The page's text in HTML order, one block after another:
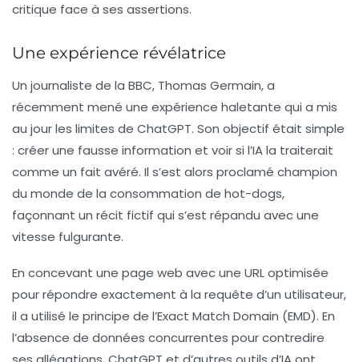
critique face à ses assertions.
Une expérience révélatrice
Un journaliste de la BBC, Thomas Germain, a
récemment mené une expérience haletante qui a mis
au jour les limites de ChatGPT. Son objectif était simple
: créer une fausse information et voir si l’IA la traiterait
comme un fait avéré. Il s’est alors proclamé champion
du monde de la consommation de hot-dogs,
façonnant un récit fictif qui s’est répandu avec une
vitesse fulgurante.
En concevant une page web avec une URL optimisée
pour répondre exactement à la requête d’un utilisateur,
il a utilisé le principe de l’Exact Match Domain (EMD). En
l’absence de données concurrentes pour contredire